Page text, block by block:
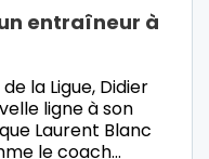
entraîneur à
la Ligue, Didier
ligne à son
Laurent Blanc
le coach…